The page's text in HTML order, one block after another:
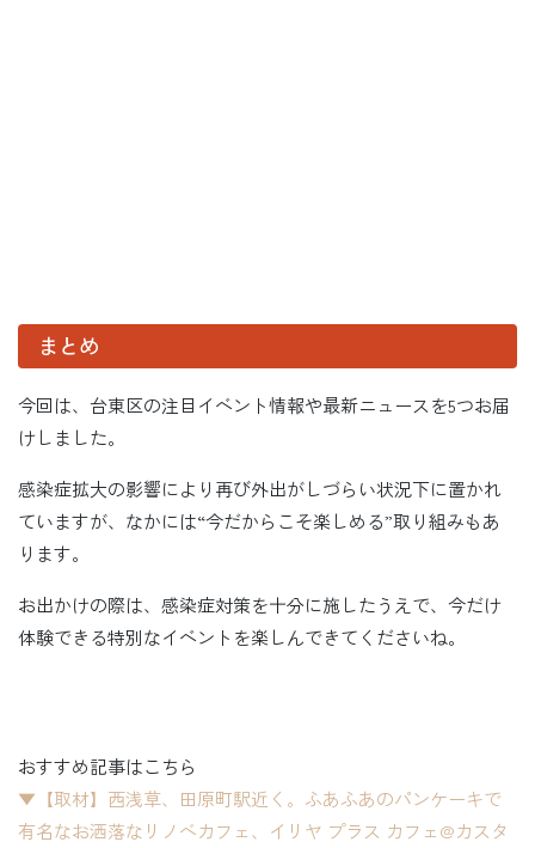
まとめ
今回は、台東区の注目イベント情報や最新ニュースを5つお届
けしました。
感染症拡大の影響により再び外出がしづらい状況下に置かれ
ていますが、なかには“今だからこそ楽しめる”取り組みもあ
ります。
お出かけの際は、感染症対策を十分に施したうえで、今だけ
体験できる特別なイベントを楽しんできてくださいね。
おすすめ記事はこちら
▼【取材】西浅草、田原町駅近く。ふあふあのパンケーキで
有名なお洒落なリノベカフェ、イリヤ プラス カフェ@カスタ